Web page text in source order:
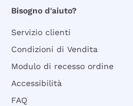
Bisogno d'aiuto?
Servizio clienti
Condizioni di Vendita
Modulo di recesso ordine
Accessibilità
FAQ